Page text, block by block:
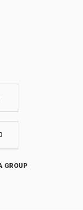
GROUP